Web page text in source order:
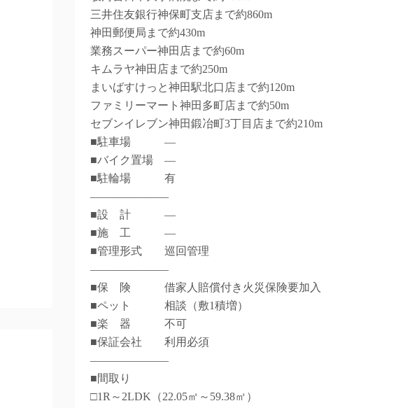
三井住友銀行神保町支店まで約860m
神田郵便局まで約430m
業務スーパー神田店まで約60m
キムラヤ神田店まで約250m
まいばすけっと神田駅北口店まで約120m
ファミリーマート神田多町店まで約50m
セブンイレブン神田鍛冶町3丁目店まで約210m
■駐車場 ―
■バイク置場 ―
■駐輪場 有
―――――――
■設 計 ―
■施 工 ―
■管理形式 巡回管理
―――――――
■保 険 借家人賠償付き火災保険要加入
■ペット 相談（敷1積増）
■楽 器 不可
■保証会社 利用必須
―――――――
■間取り
□1R～2LDK（22.05㎡～59.38㎡）